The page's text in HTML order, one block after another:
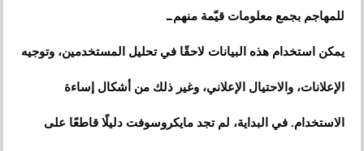
للمهاجم بجمع معلومات قيّمة منهم.ـ
يمكن استخدام هذه البيانات لاحقًا في تحليل المستخدمين، وتوجيه
الإعلانات، والاحتيال الإعلاني، وغير ذلك من أشكال إساءة
الاستخدام. في البداية، لم تجد مايكروسوفت دليلًا قاطعًا على